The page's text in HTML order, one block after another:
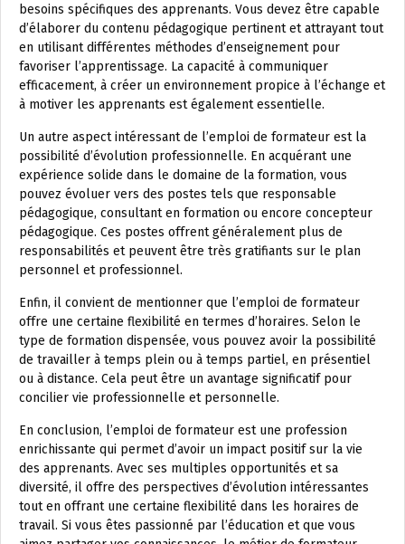
besoins spécifiques des apprenants. Vous devez être capable
d’élaborer du contenu pédagogique pertinent et attrayant tout
en utilisant différentes méthodes d’enseignement pour
favoriser l’apprentissage. La capacité à communiquer
efficacement, à créer un environnement propice à l’échange et
à motiver les apprenants est également essentielle.
Un autre aspect intéressant de l’emploi de formateur est la
possibilité d’évolution professionnelle. En acquérant une
expérience solide dans le domaine de la formation, vous
pouvez évoluer vers des postes tels que responsable
pédagogique, consultant en formation ou encore concepteur
pédagogique. Ces postes offrent généralement plus de
responsabilités et peuvent être très gratifiants sur le plan
personnel et professionnel.
Enfin, il convient de mentionner que l’emploi de formateur
offre une certaine flexibilité en termes d’horaires. Selon le
type de formation dispensée, vous pouvez avoir la possibilité
de travailler à temps plein ou à temps partiel, en présentiel
ou à distance. Cela peut être un avantage significatif pour
concilier vie professionnelle et personnelle.
En conclusion, l’emploi de formateur est une profession
enrichissante qui permet d’avoir un impact positif sur la vie
des apprenants. Avec ses multiples opportunités et sa
diversité, il offre des perspectives d’évolution intéressantes
tout en offrant une certaine flexibilité dans les horaires de
travail. Si vous êtes passionné par l’éducation et que vous